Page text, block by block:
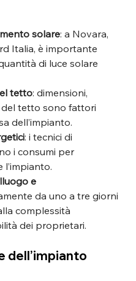
solare: a Novara,
Italia, è importante
di luce solare
tetto: dimensioni,
tetto sono fattori
dell’impianto.
: i tecnici di
i consumi per
e
da uno a tre giorni
complessità
dei proprietari.
dell’impianto